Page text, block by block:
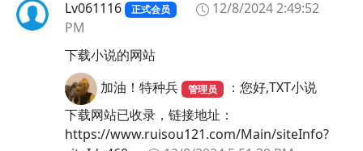
Lv061116 正式会员
12/8/2024 2:49:52
PM
下载小说的网站
加油！特种兵
管理员
：您好,TXT小说
下载网站已收录，链接地址：
https://www.ruisou121.com/Main/siteInfo?